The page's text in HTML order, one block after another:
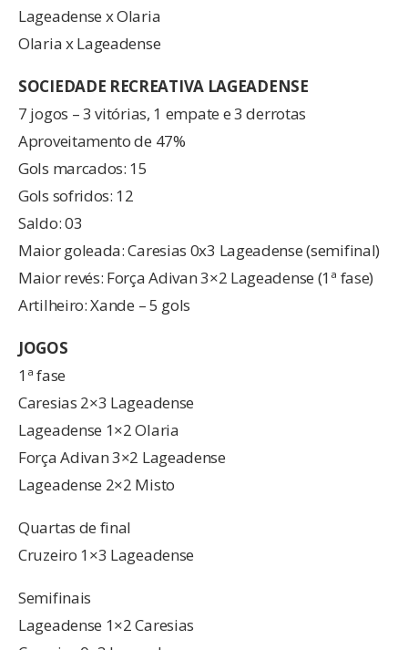
Lageadense x Olaria
Olaria x Lageadense
SOCIEDADE RECREATIVA LAGEADENSE
7 jogos – 3 vitórias, 1 empate e 3 derrotas
Aproveitamento de 47%
Gols marcados: 15
Gols sofridos: 12
Saldo: 03
Maior goleada: Caresias 0x3 Lageadense (semifinal)
Maior revés: Força Adivan 3×2 Lageadense (1ª fase)
Artilheiro: Xande – 5 gols
JOGOS
1ª fase
Caresias 2×3 Lageadense
Lageadense 1×2 Olaria
Força Adivan 3×2 Lageadense
Lageadense 2×2 Misto
Quartas de final
Cruzeiro 1×3 Lageadense
Semifinais
Lageadense 1×2 Caresias